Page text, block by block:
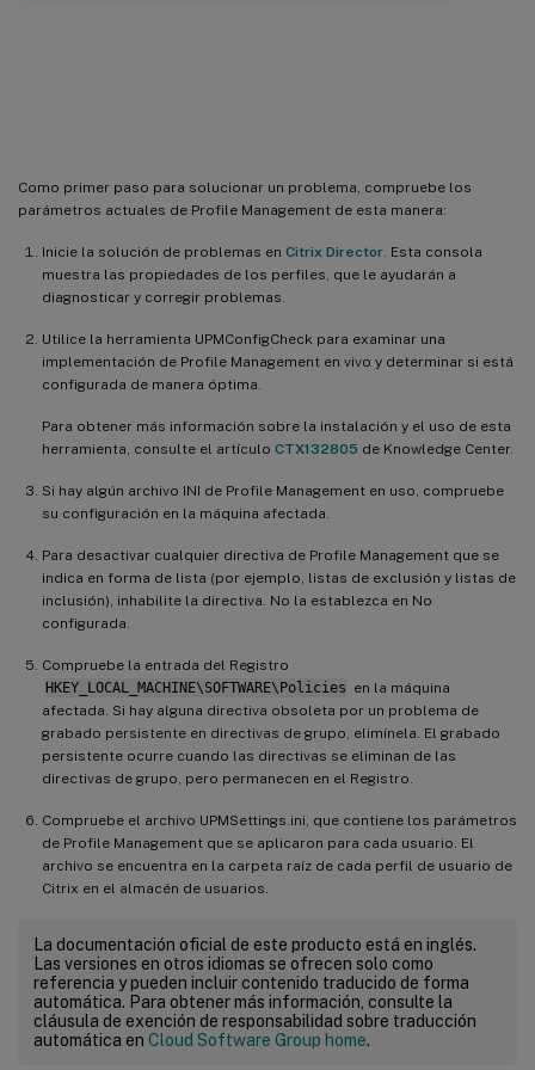
Como primer paso para solucionar un problema, compruebe los
parámetros actuales de Profile Management de esta manera:
Inicie la solución de problemas en Citrix Director . Esta consola
muestra las propiedades de los perfiles, que le ayudarán a
diagnosticar y corregir problemas.
Utilice la herramienta UPMConfigCheck para examinar una
implementación de Profile Management en vivo y determinar si está
configurada de manera óptima.
Para obtener más información sobre la instalación y el uso de esta
herramienta, consulte el artículo CTX132805 de Knowledge Center.
Si hay algún archivo INI de Profile Management en uso, compruebe
su configuración en la máquina afectada.
Para desactivar cualquier directiva de Profile Management que se
indica en forma de lista (por ejemplo, listas de exclusión y listas de
inclusión), inhabilite la directiva. No la establezca en No
configurada.
Compruebe la entrada del Registro
HKEY_LOCAL_MACHINE\SOFTWARE\Policies en la máquina
afectada. Si hay alguna directiva obsoleta por un problema de
grabado persistente en directivas de grupo, elimínela. El grabado
persistente ocurre cuando las directivas se eliminan de las
directivas de grupo, pero permanecen en el Registro.
Compruebe el archivo UPMSettings.ini, que contiene los parámetros
de Profile Management que se aplicaron para cada usuario. El
archivo se encuentra en la carpeta raíz de cada perfil de usuario de
Citrix en el almacén de usuarios.
La documentación oficial de este producto está en inglés.
Las versiones en otros idiomas se ofrecen solo como
referencia y pueden incluir contenido traducido de forma
automática. Para obtener más información, consulte la
cláusula de exención de responsabilidad sobre traducción
automática en Cloud Software Group home.